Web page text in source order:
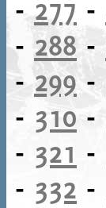
-277 -
- 288 -
-299-
- 310 -
- 321 -
- 332 -